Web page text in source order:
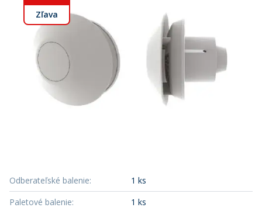
Zľava
Odberateľské balenie:
1 ks
Paletové balenie:
1 ks